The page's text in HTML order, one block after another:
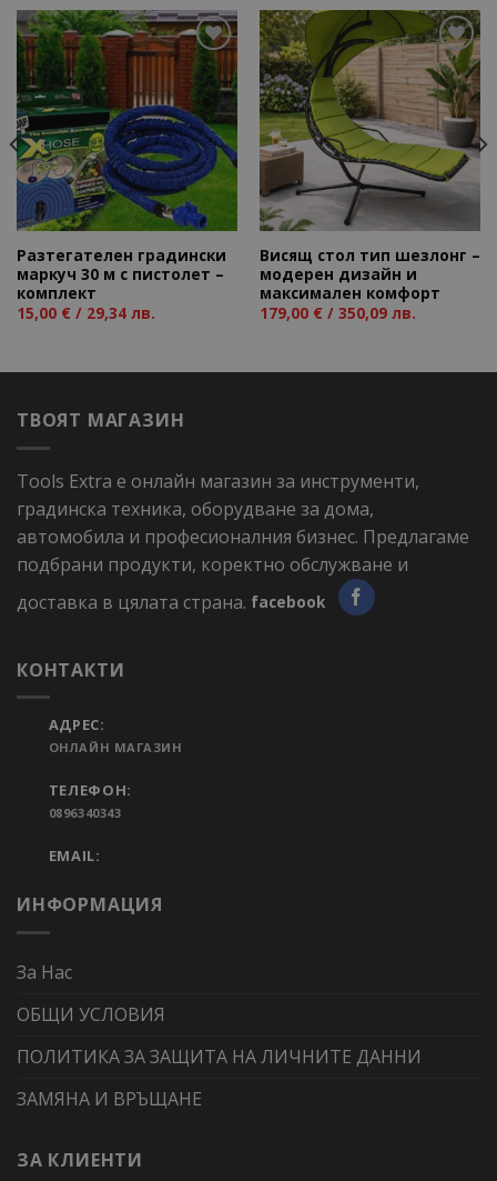
Add to
wishlist
Разтегателен градински
маркуч 30 м с пистолет –
комплект
15,00 € / 29,34 лв.
Add to
wishlist
Висящ стол тип шезлонг –
модерен дизайн и
максимален комфорт
179,00 € / 350,09 лв.
ТВОЯТ МАГАЗИН
Tools Extra е онлайн магазин за инструменти,
градинска техника, оборудване за дома,
автомобила и професионалния бизнес. Предлагаме
подбрани продукти, коректно обслужване и
доставка в цялата страна. facebook
КОНТАКТИ
АДРЕС:
ОНЛАЙН МАГАЗИН
ТЕЛЕФОН:
0896340343
EMAIL:
ИНФОРМАЦИЯ
За Нас
ОБЩИ УСЛОВИЯ
ПОЛИТИКА ЗА ЗАЩИТА НА ЛИЧНИТЕ ДАННИ
ЗАМЯНА И ВРЪЩАНЕ
ЗА КЛИЕНТИ